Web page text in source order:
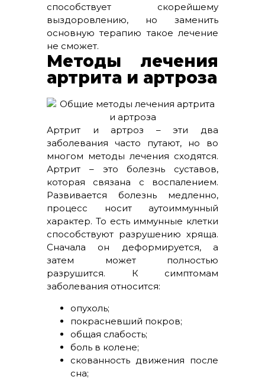
способствует скорейшему
выздоровлению, но заменить
основную терапию такое лечение
не сможет.
Методы лечения
артрита и артроза
Артрит и артроз – эти два
заболевания часто путают, но во
многом методы лечения сходятся.
Артрит – это болезнь суставов,
которая связана с воспалением.
Развивается болезнь медленно,
процесс носит аутоиммунный
характер. То есть иммунные клетки
способствуют разрушению хряща.
Сначала он деформируется, а
затем может полностью
разрушится. К симптомам
заболевания относится:
опухоль;
покрасневший покров;
общая слабость;
боль в колене;
скованность движения после
сна;